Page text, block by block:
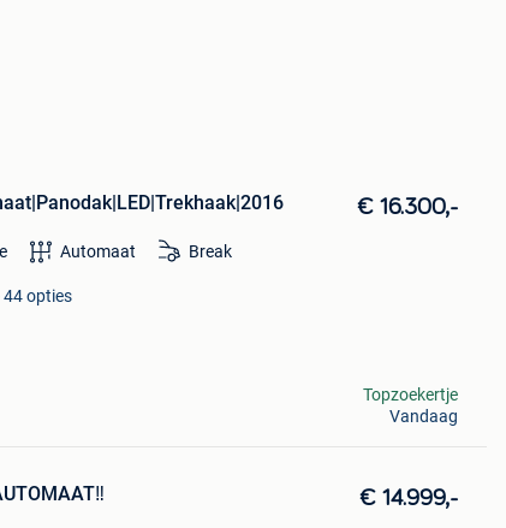
€ 16.300,-
Automaat Break
44 opties
Topzoekertje
Vandaag
€ 14.999,-